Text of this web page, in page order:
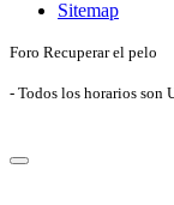
Sitemap
Foro Recuperar el pelo
- Todos los horarios son